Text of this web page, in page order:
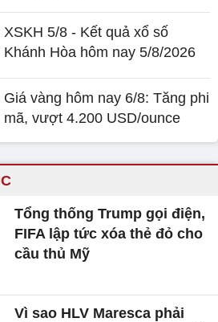
XSKH 5/8 - Kết quả xổ số
Khánh Hòa hôm nay 5/8/2026
Giá vàng hôm nay 6/8: Tăng phi
mã, vượt 4.200 USD/ounce
Tổng thống Trump gọi điện,
FIFA lập tức xóa thẻ đỏ cho
cầu thủ Mỹ
Vì sao HLV Maresca phải